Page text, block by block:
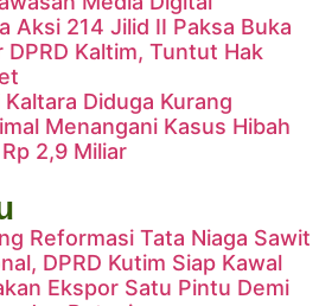
Aksi 214 Jilid II Paksa Buka
DPRD Kaltim, Tuntut Hak
Kaltara Diduga Kurang
Menangani Kasus Hibah
2,9 Miliar
BRIN dan
RI Bekali Insan
Reformasi Tata Niaga Sawit
DPRD Kutim Siap Kawal
Ekspor Satu Pintu Demi